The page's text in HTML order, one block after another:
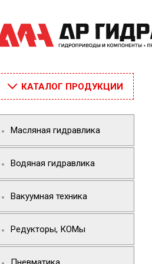
КАТАЛОГ ПРОДУКЦИИ
Масляная гидравлика
Водяная гидравлика
Вакуумная техника
Редукторы, КОМы